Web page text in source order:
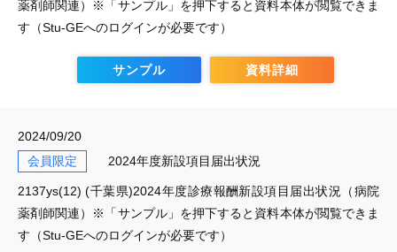
薬剤師関連）※「サンプル」を押下すると資料本体が閲覧できま
す（Stu-GEへのログインが必要です）
サンプル 資料詳細
2024/09/20
会員限定
2024年度新設項目届出状況
2137ys(12) (千葉県)2024年度診療報酬新設項目届出状況（病院
薬剤師関連）※「サンプル」を押下すると資料本体が閲覧できま
す（Stu-GEへのログインが必要です）